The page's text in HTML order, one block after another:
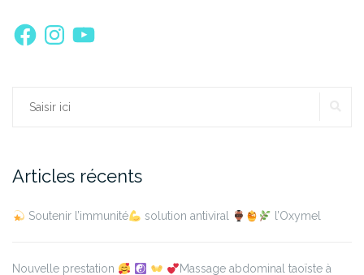
FacebookInstagramYouTube
Rechercher :
Articles récents
Soutenir l’immunité solution antiviral l’Oxymel
Nouvelle prestation
Massage abdominal taoïste à